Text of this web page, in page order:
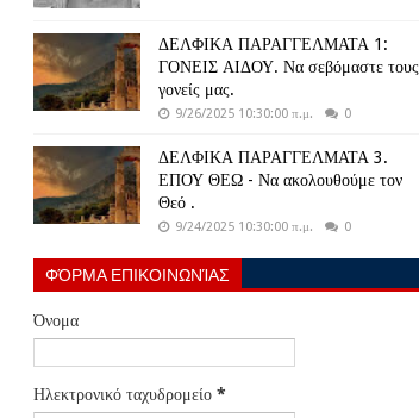
ΔΕΛΦΙΚΑ ΠΑΡΑΓΓΕΛΜΑΤΑ 1:
ΓΟΝΕΙΣ ΑΙΔΟΥ. Να σεβόμαστε τους
γονείς μας.
9/26/2025 10:30:00 π.μ. 0
ΔΕΛΦΙΚΑ ΠΑΡΑΓΓΕΛΜΑΤΑ 3.
ΕΠΟΥ ΘΕΩ - Να ακολουθούμε τον
Θεό .
9/24/2025 10:30:00 π.μ. 0
ΦΌΡΜΑ ΕΠΙΚΟΙΝΩΝΊΑΣ
Όνομα
Ηλεκτρονικό ταχυδρομείο *